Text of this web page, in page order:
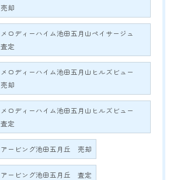
売却
メロディーハイム池田五月山ペイサージュ
査定
メロディーハイム池田五月山ヒルズビュー
売却
メロディーハイム池田五月山ヒルズビュー
査定
アービング池田五月丘 売却
アービング池田五月丘 査定